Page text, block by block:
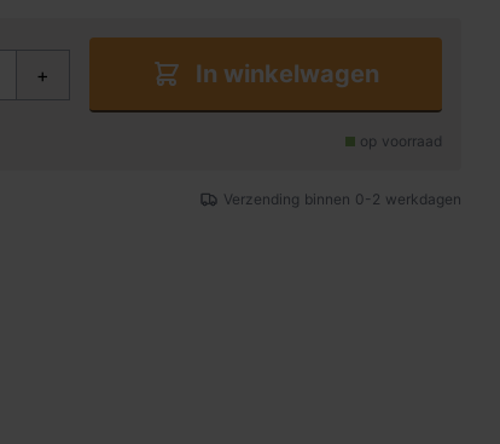
+ In winkelwagen
op voorraad
Verzending binnen 0-2 werkdagen